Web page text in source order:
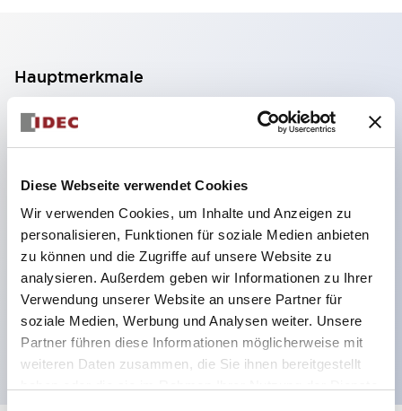
Diese Webseite verwendet Cookies
Wir verwenden Cookies, um Inhalte und Anzeigen zu
personalisieren, Funktionen für soziale Medien anbieten
zu können und die Zugriffe auf unsere Website zu
analysieren. Außerdem geben wir Informationen zu Ihrer
Verwendung unserer Website an unsere Partner für
soziale Medien, Werbung und Analysen weiter. Unsere
Partner führen diese Informationen möglicherweise mit
weiteren Daten zusammen, die Sie ihnen bereitgestellt
Hauptmerkmale
2-Kontakt-Block mit 2 Stufen, ermöglicht eine 4-
Kontakt-Konfiguration (Gewährleistung der
Isolierung zwischen den 2 Kontakten).
59,9 mm (※ 22-stufiger Kontaktblock).
Platzsparendes Design möglich.
Sicherheitsstruktur der 3. Generation: 2-Aktions-
Freisetzung, integrierter Schutz, IP20-
Fingerschutzstruktur